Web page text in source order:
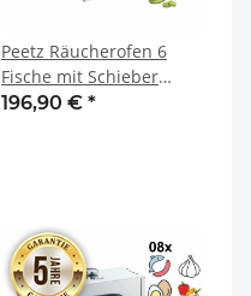
Peetz Räucherofen 6
Fische mit Schieber
Edelstahl rostfrei 21 x 26
196,90 € *